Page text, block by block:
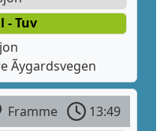
- Tuv
Ãygardsvegen
Framme
13:49